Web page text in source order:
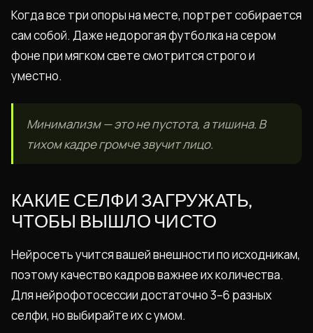
Когда все три опоры на месте, портрет собирается
сам собой. Даже недорогая футболка на сером
фоне при мягком свете смотрится строго и
уместно.
Минимализм — это не пустота, а тишина. В
тихом кадре громче звучит лицо.
КАКИЕ СЕЛФИ ЗАГРУЖАТЬ,
ЧТОБЫ ВЫШЛО ЧИСТО
Нейросеть учится вашей внешности по исходникам,
поэтому качество кадров важнее их количества.
Для нейрофотосессии достаточно 3–6 разных
селфи, но выбирайте их с умом.